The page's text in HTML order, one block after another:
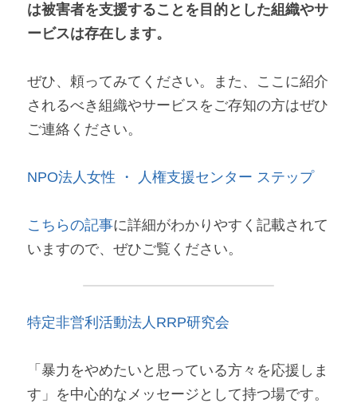
は被害者を支援することを目的とした組織やサ
ービスは存在します。
ぜひ、頼ってみてください。また、ここに紹介
されるべき組織やサービスをご存知の方はぜひ
ご連絡 ください。
NPO法人女性 ・ 人権支援センター​ ステップ
こちらの記事に詳細がわかりやすく記載されて
いますので、ぜひご覧ください。
特定非営利活動法人RRP研究会
「暴力をやめたいと思っている方々を応援しま
す」を中心的なメッセージとして持つ場です。